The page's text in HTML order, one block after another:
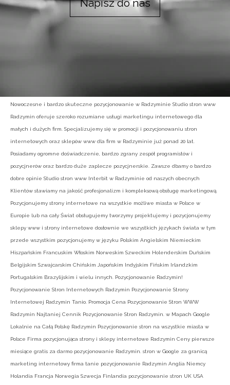
Napisz do nas
Nowoczesne i bardzo skuteczne pozycjonowanie w Radzyminie Studio stron www
Radzymin oferuje szeroko rozumiane usługi marketingu internetowego dla
małych i dużych firm. Specjalizujemy się w promocji i pozycjonowaniu stron
internetowych oraz sklepów www dla firm w Radzyminie już ponad 20 lat.
Posiadamy ogromne doświadczenie, bardzo zgrany zespół programistów i
pozycjnerów oraz bardzo duże zaplecze pozycjnerskie. Zawsze dbamy o bardzo
dobre opinie Studio stron www Interbit w Radzyminie od naszych obecnych
Klientów stawiamy na jakość profesjonalizm i kompleksową obsługę marketingową.
Pozycjonujemy strony internetowe na wszystkie możliwe miasta w Polsce w
Europie lub na cały Świat obsługujemy tworzymy projektujemy i pozycjonujemy
sklepy www i strony internetowe dosłownie we wszystkich językach świata w tym
przede wszystkim pozycjonujemy w języku Polskim Angielskim Niemieckim
Hiszpańskim Francuskim Włoskim Norweskim Szweckim Holenderskim Duńskim
Belgijskim Szwajcarskim Chińskim Japońskim Indyjskim Fińskim Irlandzkim
Portugalskim Brazylijskim i wielu innych. Pozycjonowanie Radzymin!
Pozycjonowanie Stron Internetowych Radzymin Pozycjonowanie Strony
Internetowej Radzymin Tanio. Promocja Cena Pozycjonowanie Stron WWW
Radzymin Najtaniej Cennik Pozycjonowanie Stron Radzymin. w Mapach Google
Lokalnie na Całą Polskę Radzymin Pozycjonowanie stron na wszystkie miasta w
Polsce Firma pozycjonująca strony i sklepy internetowe Radzymin Ceny pierwsze
miesiące gratis za darmo pozycjonowanie Radzymin. stron w Google za granicą
marketing internetowy firma tanie pozycjonowanie Radzymin Anglia Niemcy
Holandia Francja Norwegia Szwecja Finlandia pozycjonowanie stron UK USA